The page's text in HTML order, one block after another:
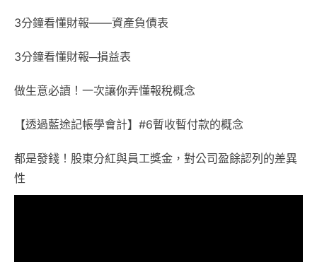
3分鐘看懂財報——資產負債表
3分鐘看懂財報─損益表
做生意必讀！一次讓你弄懂報稅概念
【透過藍途記帳學會計】#6暫收暫付款的概念
都是發錢！股東分紅與員工獎金，對公司盈餘認列的差異
性